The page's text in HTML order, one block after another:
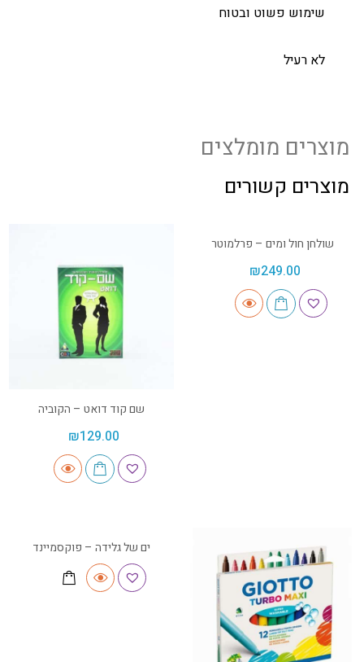
שימוש פשוט ובטוח
לא רעיל
מוצרים מומלצים
מוצרים קשורים
שולחן חול ומים – פרלמוטר
₪249.00
שם קוד דואט – הקוביה
₪129.00
ים של גלידה – פוקסמיינד